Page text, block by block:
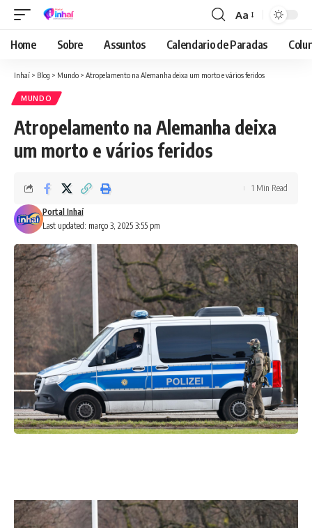
Font
Resizer
Aa
Home Sobre Assuntos Calendario de Paradas
Inhaí > Blog > Mundo > Atropelamento na Alemanha deixa um morto e vários feridos
MUNDO
Atropelamento na Alemanha deixa
um morto e vários feridos
Last updated: março 3, 2025 3:55 pm
Portal Inhaí
1 Min Read